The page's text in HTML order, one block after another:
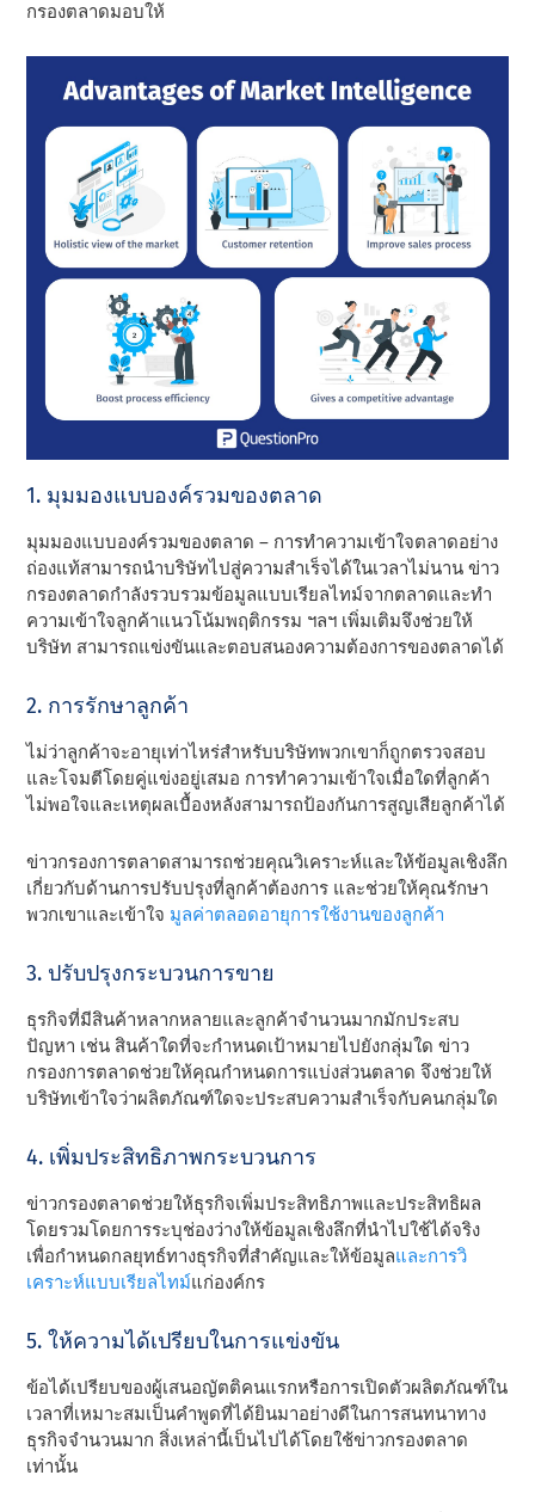
กรองตลาดมอบให้
1. มุมมองแบบองค์รวมของตลาด
มุมมองแบบองค์รวมของตลาด – การทําความเข้าใจตลาดอย่าง
ถ่องแท้สามารถนําบริษัทไปสู่ความสําเร็จได้ในเวลาไม่นาน ข่าว
กรองตลาดกําลังรวบรวมข้อมูลแบบเรียลไทม์จากตลาดและทํา
ความเข้าใจลูกค้าแนวโน้มพฤติกรรม ฯลฯ เพิ่มเติมจึงช่วยให้
บริษัท สามารถแข่งขันและตอบสนองความต้องการของตลาดได้
2. การรักษาลูกค้า
ไม่ว่าลูกค้าจะอายุเท่าไหร่สําหรับบริษัทพวกเขาก็ถูกตรวจสอบ
และโจมตีโดยคู่แข่งอยู่เสมอ การทําความเข้าใจเมื่อใดที่ลูกค้า
ไม่พอใจและเหตุผลเบื้องหลังสามารถป้องกันการสูญเสียลูกค้าได้
ข่าวกรองการตลาดสามารถช่วยคุณวิเคราะห์และให้ข้อมูลเชิงลึก
เกี่ยวกับด้านการปรับปรุงที่ลูกค้าต้องการ และช่วยให้คุณรักษา
พวกเขาและเข้าใจ มูลค่าตลอดอายุการใช้งานของลูกค้า
3. ปรับปรุงกระบวนการขาย
ธุรกิจที่มีสินค้าหลากหลายและลูกค้าจํานวนมากมักประสบ
ปัญหา เช่น สินค้าใดที่จะกําหนดเป้าหมายไปยังกลุ่มใด ข่าว
กรองการตลาดช่วยให้คุณกําหนดการแบ่งส่วนตลาด จึงช่วยให้
บริษัทเข้าใจว่าผลิตภัณฑ์ใดจะประสบความสําเร็จกับคนกลุ่มใด
4. เพิ่มประสิทธิภาพกระบวนการ
ข่าวกรองตลาดช่วยให้ธุรกิจเพิ่มประสิทธิภาพและประสิทธิผล
โดยรวมโดยการระบุช่องว่างให้ข้อมูลเชิงลึกที่นําไปใช้ได้จริง
เพื่อกําหนดกลยุทธ์ทางธุรกิจที่สําคัญและให้ข้อมูลและการวิ
เคราะห์แบบเรียลไทม์แก่องค์กร
5. ให้ความได้เปรียบในการแข่งขัน
ข้อได้เปรียบของผู้เสนอญัตติคนแรกหรือการเปิดตัวผลิตภัณฑ์ใน
เวลาที่เหมาะสมเป็นคําพูดที่ได้ยินมาอย่างดีในการสนทนาทาง
ธุรกิจจํานวนมาก สิ่งเหล่านี้เป็นไปได้โดยใช้ข่าวกรองตลาด
เท่านั้น